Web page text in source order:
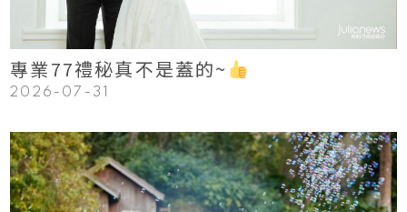
專業77禮秘真不是蓋的~
2026-07-31